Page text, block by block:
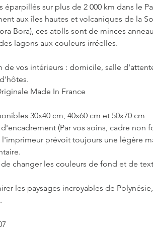
éparpillés sur plus de 2 000 km dans le
aux îles hautes et volcaniques de la
Bora), ces atolls sont de minces
lagons aux couleurs irréelles.
de vos intérieurs : domicile, salle
Made In France
30x40 cm, 40x60 cm et 50x70 cm
(Par vos soins, cadre non
l'imprimeur prévoit toujours une légère
changer les couleurs de fond et de
les paysages incroyables de